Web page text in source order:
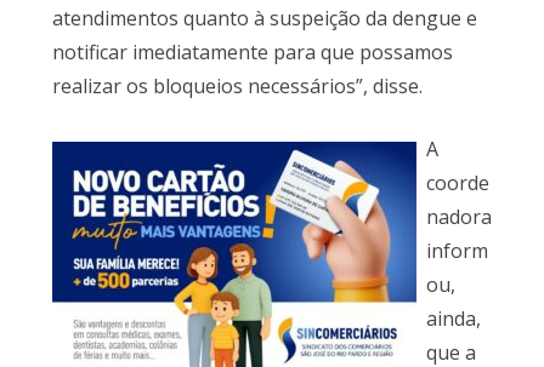
atendimentos quanto à suspeição da dengue e
notificar imediatamente para que possamos
realizar os bloqueios necessários”, disse.
A
coorde
nadora
inform
ou,
ainda,
que a